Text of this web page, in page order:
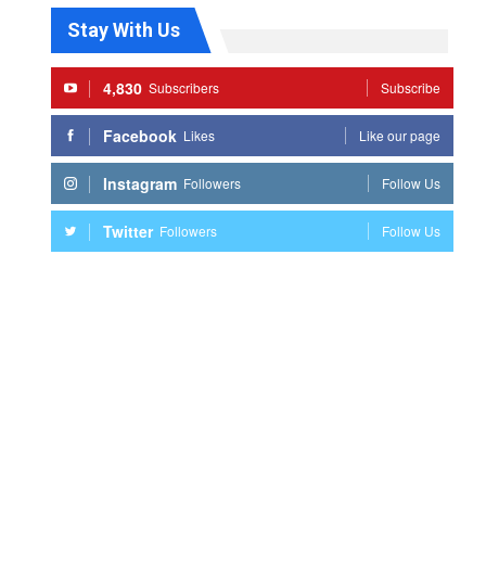
Stay With Us
4,830 Subscribers Subscribe
Facebook Likes Like our page
Instagram Followers Follow Us
Twitter Followers Follow Us